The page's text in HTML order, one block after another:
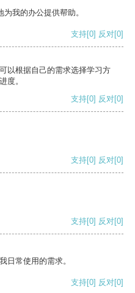
我的办公提供帮助。
支持[0] 反对[0]
以根据自己的需求选择学习方
度。
支持[0] 反对[0]
支持[0] 反对[0]
支持[0] 反对[0]
日常使用的需求。
支持[0] 反对[0]